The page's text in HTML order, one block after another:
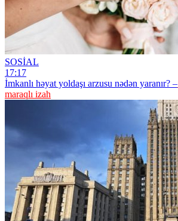
SOSİAL
17:17
İmkanlı həyat yoldaşı arzusu nədən yaranır? –
maraqlı izah